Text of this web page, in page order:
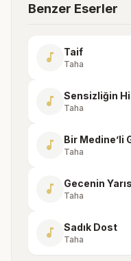
Benzer Eserler
music_note Taif
Taha
music_note Sensizliğin
Taha
music_note Bir Medine’li
Taha
music_note Gecenin
Taha
music_note Sadık Dost
Taha